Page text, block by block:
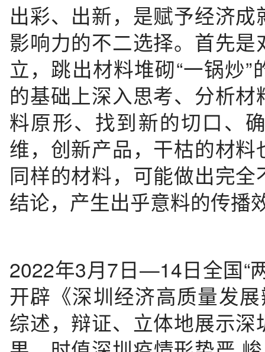
出彩、出新，是赋予经济
影响力的不二选择。首先
立，跳出材料堆砌“一锅炒
的基础上深入思考、分析
料原形、找到新的切口、
维，创新产品，干枯的材
同样的材料，可能做出完
结论，产生出乎意料的传播
2022年3月7日—14日全国“
开辟《深圳经济高质量发
综述，辩证、立体地展示